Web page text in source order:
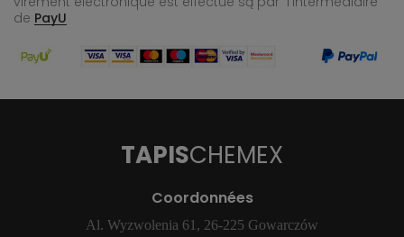
de PayU
TAPISCHEMEX
Coordonnées
Al. Wyzwolenia 61, 26-225 Gowarczów